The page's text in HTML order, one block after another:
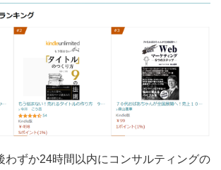
わずか24時間以内にコンサルティングの